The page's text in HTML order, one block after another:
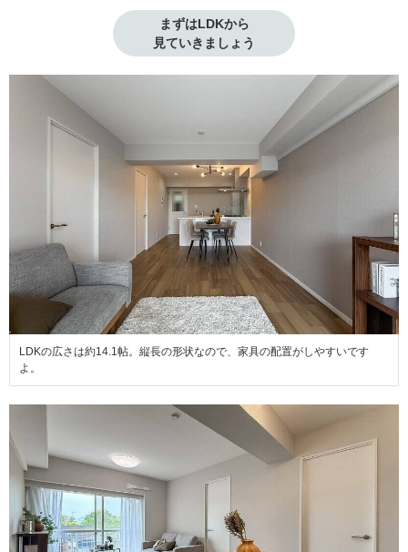
まずはLDKから
見ていきましょう
LDKの広さは約14.1帖。縦長の形状なので、家具の配置がしやすいです
よ。